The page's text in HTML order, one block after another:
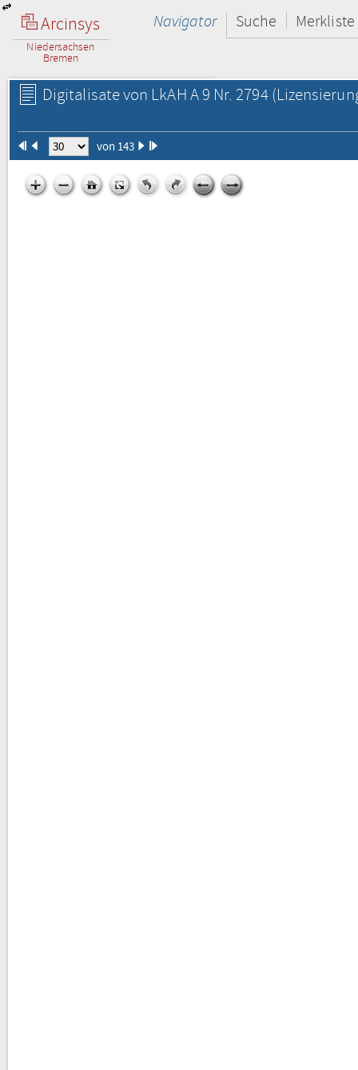
Arcinsys
Niedersachsen
Bremen
Navigator Suche Merkliste
Digitalisate von LkAH A 9 Nr. 2794
von 143